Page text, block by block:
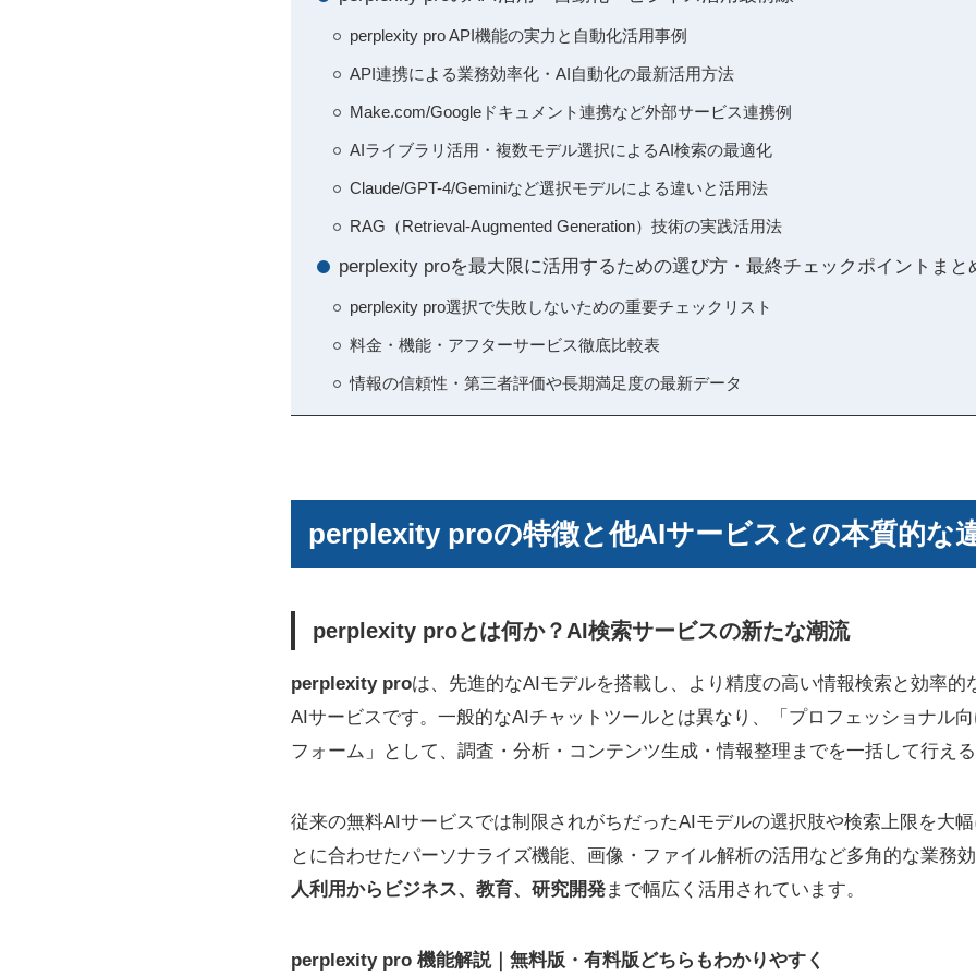
perplexity pro API機能の実力と自動化活用事例
API連携による業務効率化・AI自動化の最新活用方法
Make.com/Googleドキュメント連携など外部サービス連携例
AIライブラリ活用・複数モデル選択によるAI検索の最適化
Claude/GPT-4/Geminiなど選択モデルによる違いと活用法
RAG（Retrieval-Augmented Generation）技術の実践活用法
perplexity proを最大限に活用するための選び方・最終チェックポイントまと
perplexity pro選択で失敗しないための重要チェックリスト
料金・機能・アフターサービス徹底比較表
情報の信頼性・第三者評価や長期満足度の最新データ
perplexity proの特徴と他AIサービスとの本質的な
perplexity proとは何か？AI検索サービスの新たな潮流
perplexity proは、先進的なAIモデルを搭載し、より精度の高い情報検索と効率的
AIサービスです。一般的なAIチャットツールとは異なり、「プロフェッショナル
フォーム」として、調査・分析・コンテンツ生成・情報整理までを一括して行え
従来の無料AIサービスでは制限されがちだったAIモデルの選択肢や検索上限を大
とに合わせたパーソナライズ機能、画像・ファイル解析の活用など多角的な業務
人利用からビジネス、教育、研究開発まで幅広く活用されています。
perplexity pro 機能解説｜無料版・有料版どちらもわかりやすく